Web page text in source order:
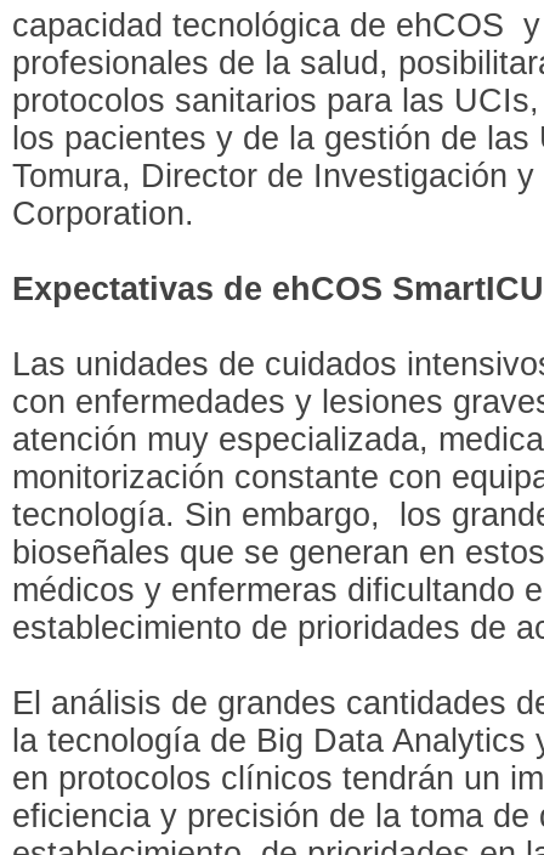
capacidad tecnológica de ehCOS
profesionales de la salud,
protocolos sanitarios para las
los pacientes y de la gestión de
Tomura, Director de Investigación
Corporation.
Expectativas de ehCOS SmartICU
Las unidades de cuidados
con enfermedades y lesiones
atención muy especializada,
monitorización constante con
tecnología. Sin embargo, los
bioseñales que se generan en
médicos y enfermeras dificultando
establecimiento de prioridades de
El análisis de grandes cantidades
la tecnología de Big Data Analytics
en protocolos clínicos tendrán un
eficiencia y precisión de la toma